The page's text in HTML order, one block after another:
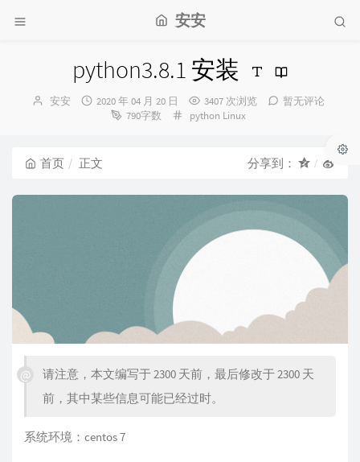
安安
python3.8.1 安装
博
安安
发
2020 年 04 月 20 日 3407 次浏览
暂无评论
790字数
分
python Linux
首页 正文 分享到：
请注意，本文编写于 2300 天前，最后修改于 2300 天
前，其中某些信息可能已经过时。
系统环境：centos 7